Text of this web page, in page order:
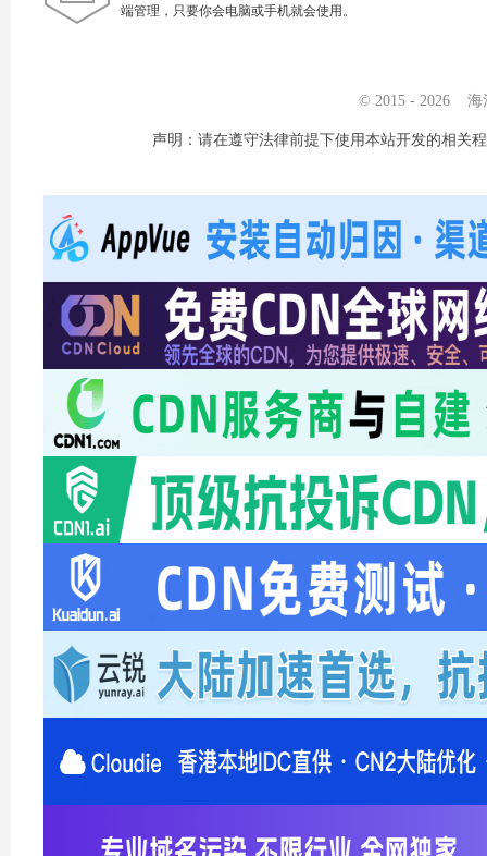
端管理，只要你会电脑或手机就会使用。
© 2015 - 2026 海
声明：请在遵守法律前提下使用本站开发的相关